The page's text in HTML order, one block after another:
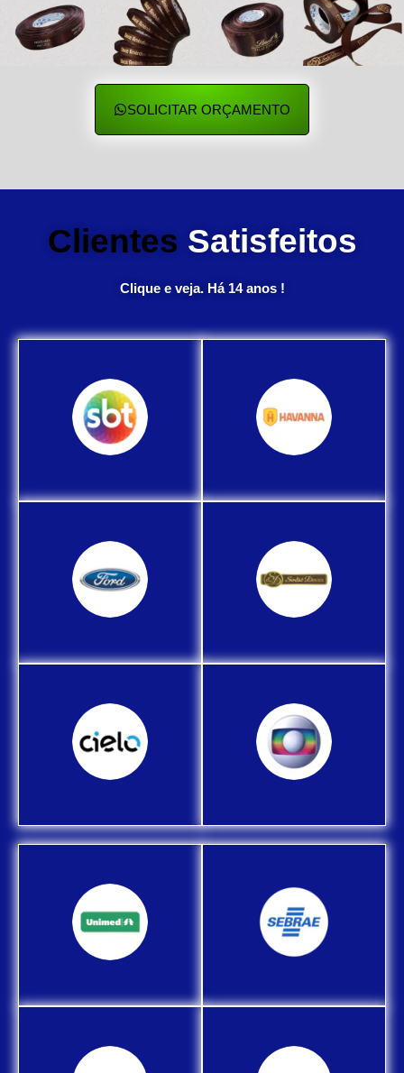
SOLICITAR ORÇAMENTO
Clientes Satisfeitos
Clique e veja. Há 14 anos !